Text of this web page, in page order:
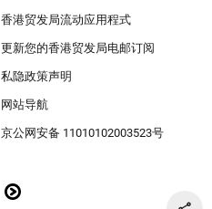
香港贸发局流动应用程式
更新您的香港贸发局电邮订阅
私隐政策声明
网站导航
京公网安备 11010102003523号